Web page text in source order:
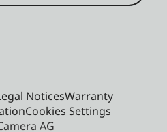
NoticesWarranty
Cookies Settings
AG